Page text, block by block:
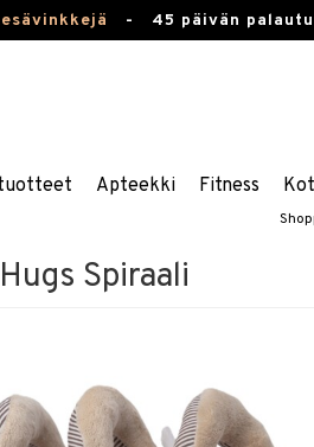
- 45 päivän
Apteekki Fitness
Spiraali